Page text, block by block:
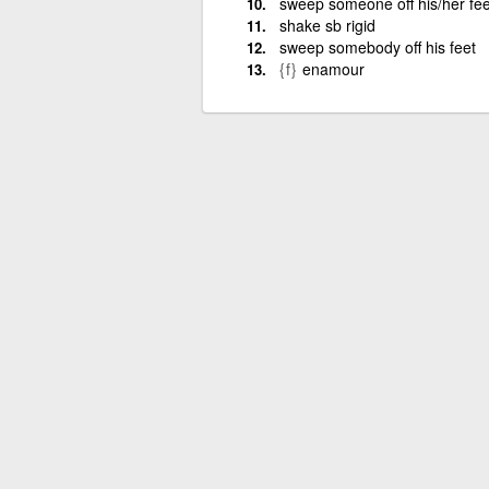
shake sb rigid
sweep somebody off his feet
{f} enamour